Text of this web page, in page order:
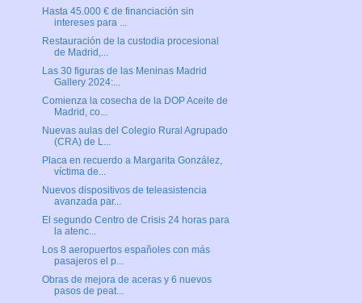
Hasta 45.000 € de financiación sin
intereses para ...
Restauración de la custodia procesional
de Madrid,...
Las 30 figuras de las Meninas Madrid
Gallery 2024:...
Comienza la cosecha de la DOP Aceite de
Madrid, co...
Nuevas aulas del Colegio Rural Agrupado
(CRA) de L...
Placa en recuerdo a Margarita González,
víctima de...
Nuevos dispositivos de teleasistencia
avanzada par...
El segundo Centro de Crisis 24 horas para
la atenc...
Los 8 aeropuertos españoles con más
pasajeros el p...
Obras de mejora de aceras y 6 nuevos
pasos de peat...